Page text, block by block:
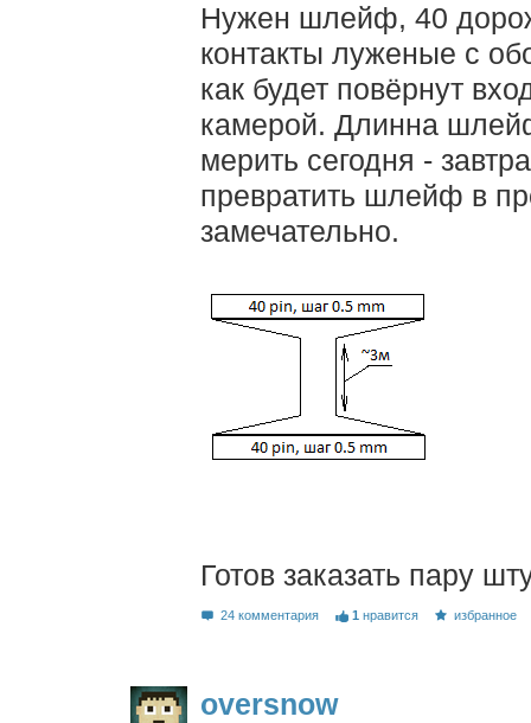
Нужен шлейф, 40
контакты луженые с
как будет повёрнут
камерой. Длинна
мерить сегодня -
превратить шлейф в
замечательно.
Готов заказать пару
24 комментария 1 нравится избранное
oversnow